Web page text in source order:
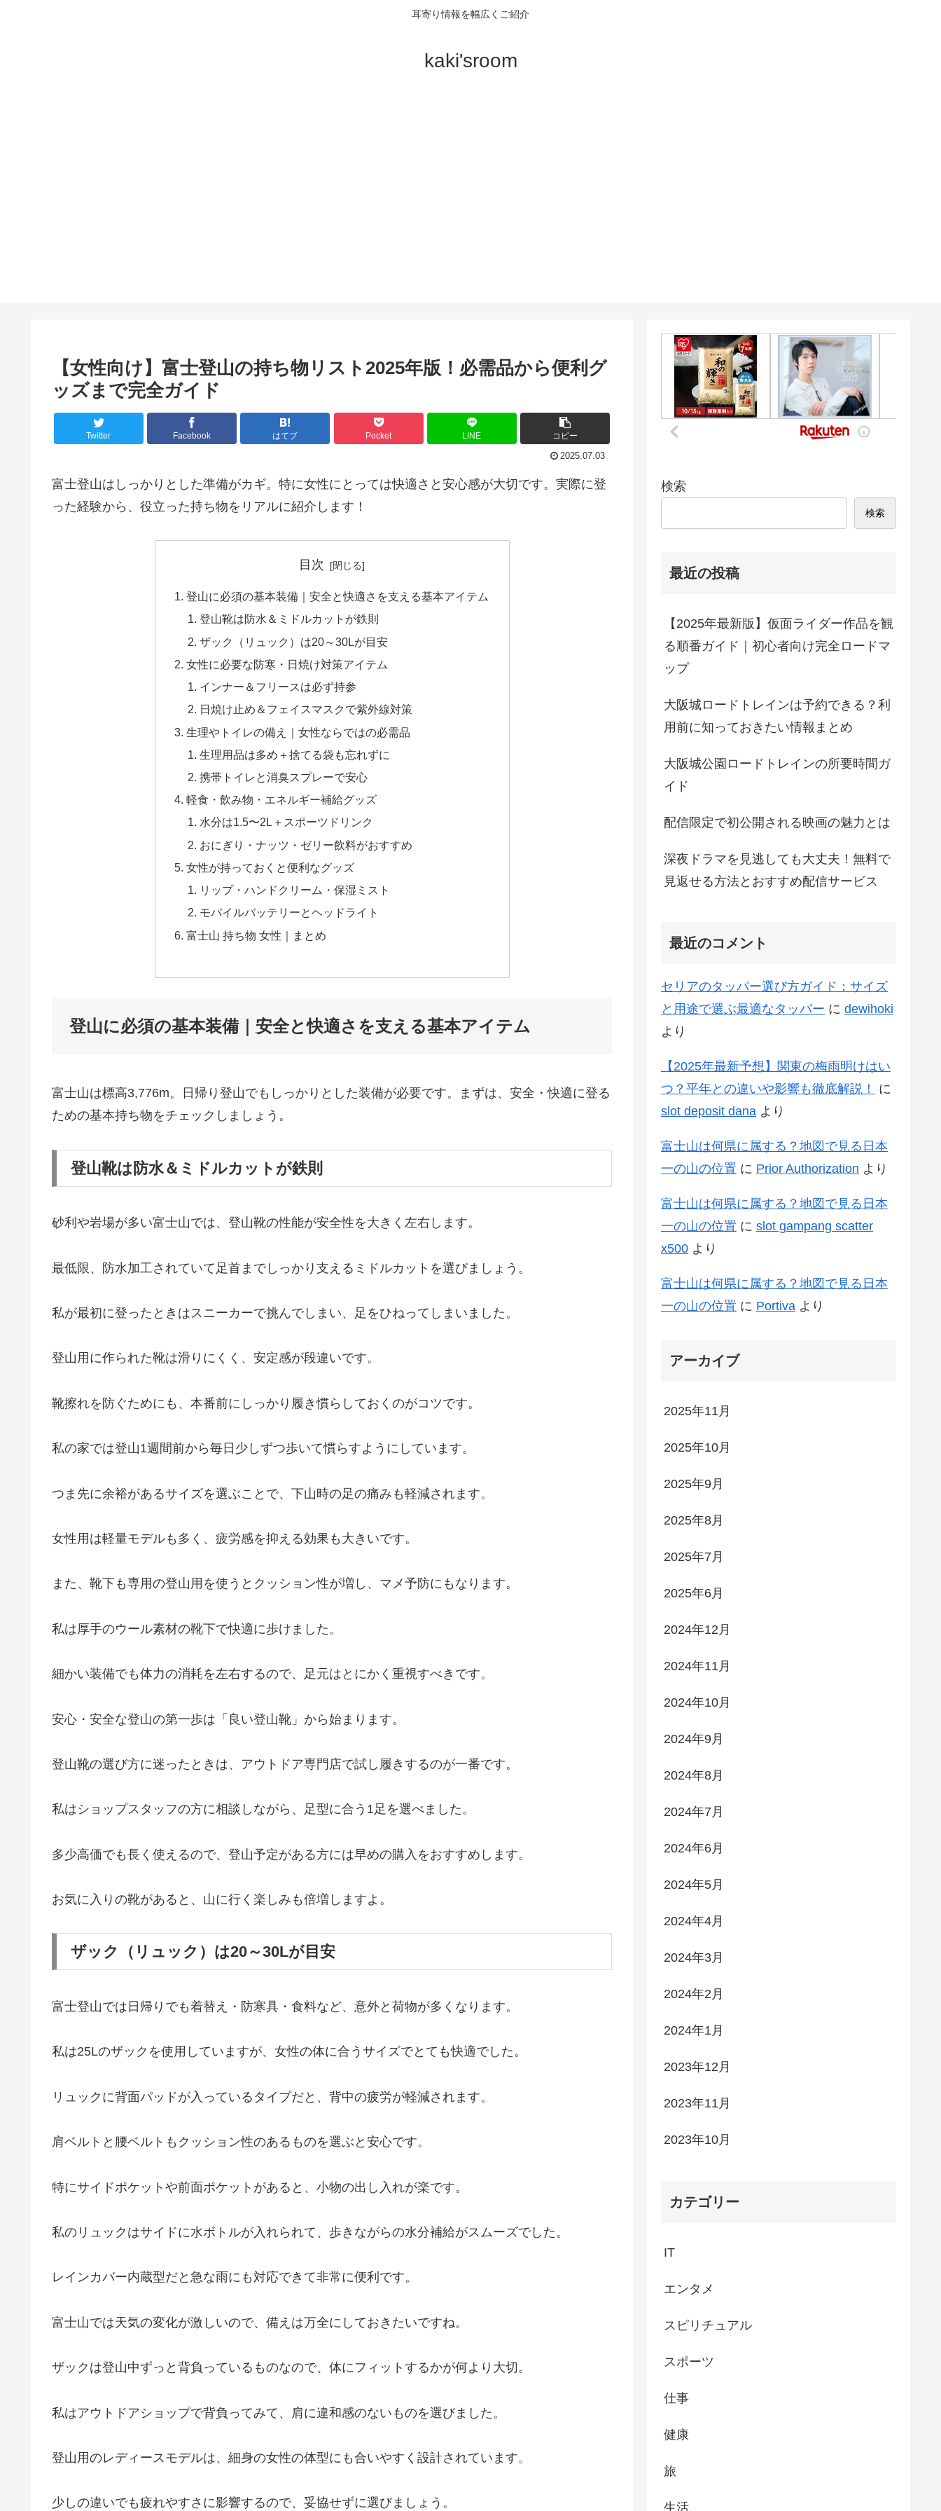
耳寄り情報を幅広くご紹介
kaki'sroom
【女性向け】富士登山の持ち物リスト2025年版！必需品から便利グ
ッズまで完全ガイド
Twitter Facebook はてブ Pocket LINE コピー
2025.07.03
富士登山はしっかりとした準備がカギ。特に女性にとっては快適さと安心感が大切です。実際に登
った経験から、役立った持ち物をリアルに紹介します！
目次
登山に必須の基本装備｜安全と快適さを支える基本アイテム
登山靴は防水＆ミドルカットが鉄則
ザック（リュック）は20～30Lが目安
女性に必要な防寒・日焼け対策アイテム
インナー＆フリースは必ず持参
日焼け止め＆フェイスマスクで紫外線対策
生理やトイレの備え｜女性ならではの必需品
生理用品は多め＋捨てる袋も忘れずに
携帯トイレと消臭スプレーで安心
軽食・飲み物・エネルギー補給グッズ
水分は1.5〜2L＋スポーツドリンク
おにぎり・ナッツ・ゼリー飲料がおすすめ
女性が持っておくと便利なグッズ
リップ・ハンドクリーム・保湿ミスト
モバイルバッテリーとヘッドライト
富士山 持ち物 女性｜まとめ
登山に必須の基本装備｜安全と快適さを支える基本アイテム
富士山は標高3,776m。日帰り登山でもしっかりとした装備が必要です。まずは、安全・快適に登る
ための基本持ち物をチェックしましょう。
登山靴は防水＆ミドルカットが鉄則
砂利や岩場が多い富士山では、登山靴の性能が安全性を大きく左右します。
最低限、防水加工されていて足首までしっかり支えるミドルカットを選びましょう。
私が最初に登ったときはスニーカーで挑んでしまい、足をひねってしまいました。
登山用に作られた靴は滑りにくく、安定感が段違いです。
靴擦れを防ぐためにも、本番前にしっかり履き慣らしておくのがコツです。
私の家では登山1週間前から毎日少しずつ歩いて慣らすようにしています。
つま先に余裕があるサイズを選ぶことで、下山時の足の痛みも軽減されます。
女性用は軽量モデルも多く、疲労感を抑える効果も大きいです。
また、靴下も専用の登山用を使うとクッション性が増し、マメ予防にもなります。
私は厚手のウール素材の靴下で快適に歩けました。
細かい装備でも体力の消耗を左右するので、足元はとにかく重視すべきです。
安心・安全な登山の第一歩は「良い登山靴」から始まります。
登山靴の選び方に迷ったときは、アウトドア専門店で試し履きするのが一番です。
私はショップスタッフの方に相談しながら、足型に合う1足を選べました。
多少高価でも長く使えるので、登山予定がある方には早めの購入をおすすめします。
お気に入りの靴があると、山に行く楽しみも倍増しますよ。
ザック（リュック）は20～30Lが目安
富士登山では日帰りでも着替え・防寒具・食料など、意外と荷物が多くなります。
私は25Lのザックを使用していますが、女性の体に合うサイズでとても快適でした。
リュックに背面パッドが入っているタイプだと、背中の疲労が軽減されます。
肩ベルトと腰ベルトもクッション性のあるものを選ぶと安心です。
特にサイドポケットや前面ポケットがあると、小物の出し入れが楽です。
私のリュックはサイドに水ボトルが入れられて、歩きながらの水分補給がスムーズでした。
レインカバー内蔵型だと急な雨にも対応できて非常に便利です。
富士山では天気の変化が激しいので、備えは万全にしておきたいですね。
ザックは登山中ずっと背負っているものなので、体にフィットするかが何より大切。
私はアウトドアショップで背負ってみて、肩に違和感のないものを選びました。
登山用のレディースモデルは、細身の女性の体型にも合いやすく設計されています。
少しの違いでも疲れやすさに影響するので、妥協せずに選びましょう。
検索
検索
最近の投稿
【2025年最新版】仮面ライダー作品を観
る順番ガイド｜初心者向け完全ロードマ
ップ
大阪城ロードトレインは予約できる？利
用前に知っておきたい情報まとめ
大阪城公園ロードトレインの所要時間ガ
イド
配信限定で初公開される映画の魅力とは
深夜ドラマを見逃しても大丈夫！無料で
見返せる方法とおすすめ配信サービス
最近のコメント
セリアのタッパー選び方ガイド：サイズ
と用途で選ぶ最適なタッパー に dewihoki
より
【2025年最新予想】関東の梅雨明けはい
つ？平年との違いや影響も徹底解説！
に
slot deposit dana より
富士山は何県に属する？地図で見る日本
一の山の位置 に Prior Authorization より
富士山は何県に属する？地図で見る日本
一の山の位置 に slot gampang scatter
x500 より
富士山は何県に属する？地図で見る日本
一の山の位置 に Portiva より
アーカイブ
2025年11月
2025年10月
2025年9月
2025年8月
2025年7月
2025年6月
2024年12月
2024年11月
2024年10月
2024年9月
2024年8月
2024年7月
2024年6月
2024年5月
2024年4月
2024年3月
2024年2月
2024年1月
2023年12月
2023年11月
2023年10月
カテゴリー
IT
エンタメ
スピリチュアル
スポーツ
仕事
健康
旅
生活